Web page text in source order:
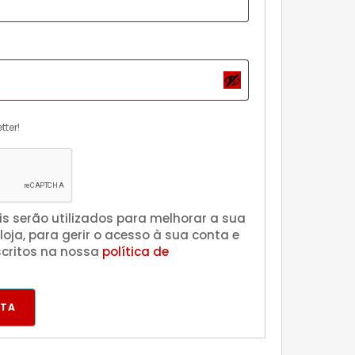
serão utilizados para melhorar a sua
para gerir o acesso à sua conta e
na nossa política de